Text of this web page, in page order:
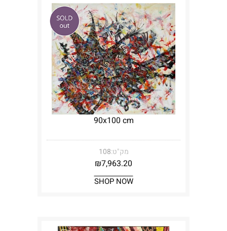
90x100 cm
מק"ט:108
₪7,963.20
SHOP NOW